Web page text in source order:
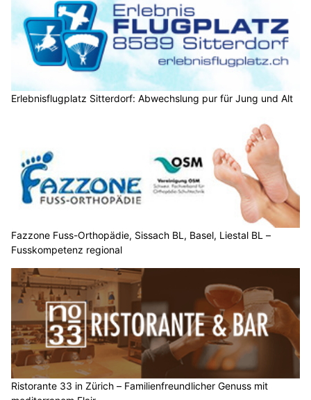
Erlebnisflugplatz Sitterdorf: Abwechslung pur für Jung und Alt
Fazzone Fuss-Orthopädie, Sissach BL, Basel, Liestal BL –
Fusskompetenz regional
Ristorante 33 in Zürich – Familienfreundlicher Genuss mit